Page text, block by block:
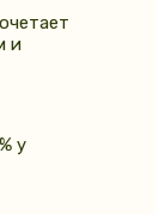
и
у